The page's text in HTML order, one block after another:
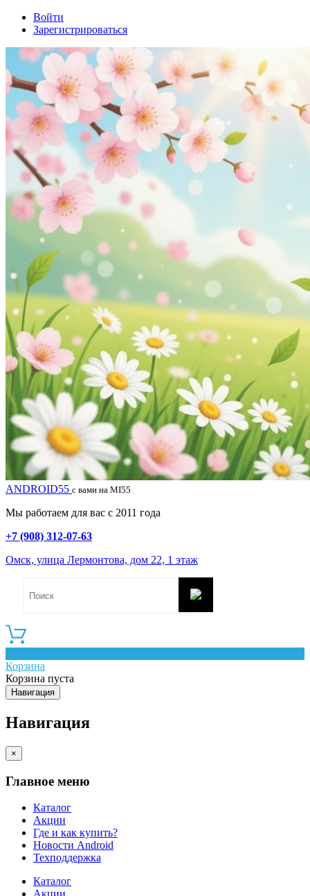
Войти
Зарегистрироваться
ANDROID55 с вами на MI55
Мы работаем для вас с 2011 года
+7 (908) 312-07-63
Омск, улица Лермонтова, дом 22, 1 этаж
Корзина
Корзина пуста
Навигация
Навигация
×
Главное меню
Каталог
Акции
Где и как купить?
Новости Android
Техподдержка
Каталог